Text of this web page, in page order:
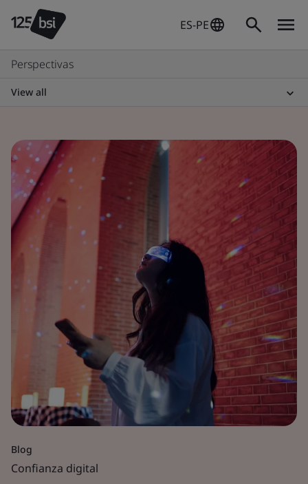
ES-PE
Perspectivas
View all
Blog
Confianza digital